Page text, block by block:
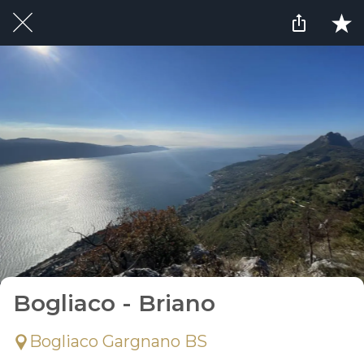
Bogliaco - Briano
Bogliaco Gargnano BS